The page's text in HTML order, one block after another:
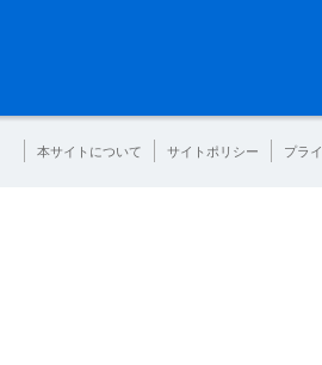
本サイトについて サイトポリシー プラ